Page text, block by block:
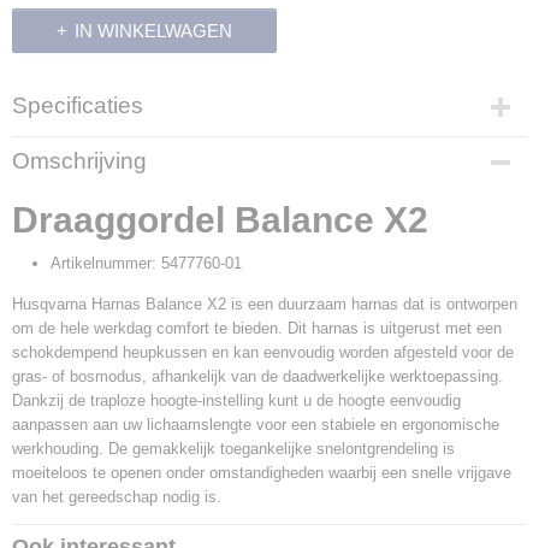
IN WINKELWAGEN
Specificaties
Productcode
8941
EAN code
5784497-01
Productcode leverancier
Omschrijving
Draaggordel Balance X2
Artikelnummer: 5477760-01
Husqvarna Harnas Balance X2 is een duurzaam harnas dat is ontworpen
om de hele werkdag comfort te bieden. Dit harnas is uitgerust met een
schokdempend heupkussen en kan eenvoudig worden afgesteld voor de
gras- of bosmodus, afhankelijk van de daadwerkelijke werktoepassing.
Dankzij de traploze hoogte-instelling kunt u de hoogte eenvoudig
aanpassen aan uw lichaamslengte voor een stabiele en ergonomische
werkhouding. De gemakkelijk toegankelijke snelontgrendeling is
moeiteloos te openen onder omstandigheden waarbij een snelle vrijgave
van het gereedschap nodig is.